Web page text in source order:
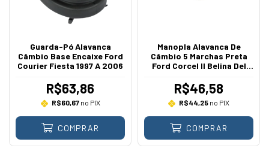
Guarda-Pó Alavanca
Câmbio Base Encaixe Ford
Courier Fiesta 1997 A 2006
R$63,86
R$60,67no PIX
COMPRAR
Manopla Alavanca De
Câmbio 5 Marchas Preta
Ford Corcel II Belina Del
R$46,58
R$44,25 no PIX
COMPRAR